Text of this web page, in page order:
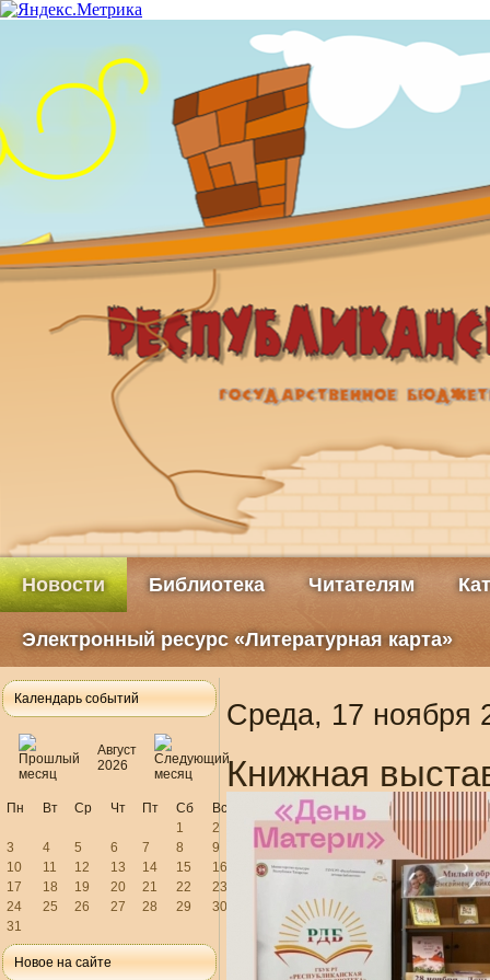
Новости Библиотека Читателям
Электронный ресурс «Литературная карта»
Календарь событий
Август
2026
Пн Вт Ср Чт Пт Сб
Вс
1
2
3
4 5 6 7 8
9
10
11 12 13 14 15
16
17
18 19 20 21 22
23
24
25 26 27 28 29
30
31
Новое на сайте
Среда, 17 ноября
Книжная